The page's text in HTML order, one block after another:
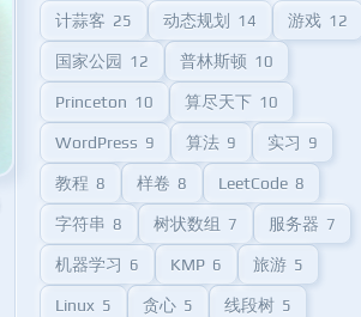
计蒜客 25 动态规划 14 游戏 12
国家公园 12 普林斯顿 10
Princeton 10 算尽天下 10
WordPress 9 算法 9 实习 9
教程 8 样卷 8 LeetCode 8
字符串 8 树状数组 7 服务器 7
机器学习 6 KMP 6 旅游 5
Linux 5 贪心 5 线段树 5